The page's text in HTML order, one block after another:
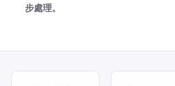
步處理。